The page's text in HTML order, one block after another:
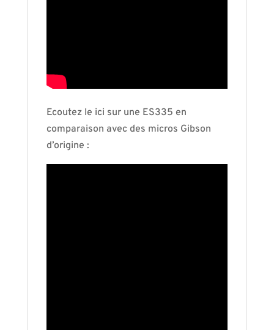
Ecoutez le ici sur une ES335 en
comparaison avec des micros Gibson
d’origine :